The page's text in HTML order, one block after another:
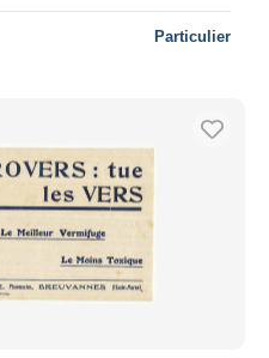
Particulier